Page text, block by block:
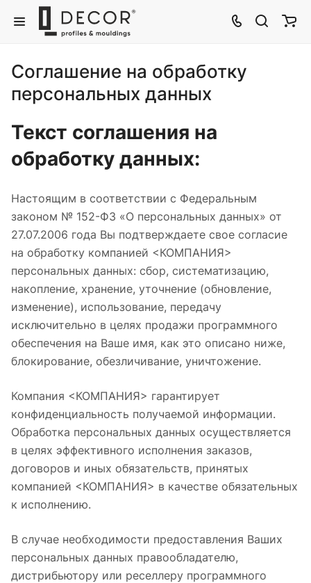
Соглашение на обработку
персональных данных
Текст соглашения на
обработку данных:
Настоящим в соответствии с Федеральным
законом № 152-ФЗ «О персональных данных» от
27.07.2006 года Вы подтверждаете свое согласие
на обработку компанией <КОМПАНИЯ>
персональных данных: сбор, систематизацию,
накопление, хранение, уточнение (обновление,
изменение), использование, передачу
исключительно в целях продажи программного
обеспечения на Ваше имя, как это описано ниже,
блокирование, обезличивание, уничтожение.
Компания <КОМПАНИЯ> гарантирует
конфиденциальность получаемой информации.
Обработка персональных данных осуществляется
в целях эффективного исполнения заказов,
договоров и иных обязательств, принятых
компанией <КОМПАНИЯ> в качестве обязательных
к исполнению.
В случае необходимости предоставления Ваших
персональных данных правообладателю,
дистрибьютору или реселлеру программного